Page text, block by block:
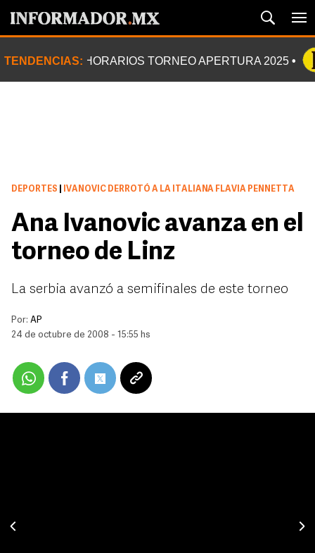
TENDENCIAS: HORARIOS TORNEO APERTURA 2025
DEPORTES IVANOVIC DERROTÓ A LA ITALIANA FLAVIA PENNETTA
Ana Ivanovic avanza en el
torneo de Linz
La serbia avanzó a semifinales de este torneo
Por: AP
24 de octubre de 2008 - 15:55 hs